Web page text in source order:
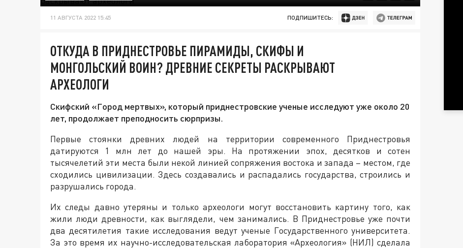
11 АВГУСТА 2022 15:45 ПОДПИШИТЕСЬ:
ОТКУДА В ПРИДНЕСТРОВЬЕ ПИРАМИДЫ, СКИФЫ И
МОНГОЛЬСКИЙ ВОИН? ДРЕВНИЕ СЕКРЕТЫ РАСКРЫВАЮТ
АРХЕОЛОГИ
Скифский «Город мертвых», который приднестровские ученые исследуют уже около 20
лет, продолжает преподносить сюрпризы.
Первые стоянки древних людей на территории современного Приднестровья
датируются 1 млн лет до нашей эры. На протяжении эпох, десятков и сотен
тысячелетий эти места были некой линией сопряжения востока и запада – местом, где
сходились цивилизации. Здесь создавались и распадались государства, строились и
разрушались города.
Их следы давно утеряны и только археологи могут восстановить картину того, как
жили люди древности, как выглядели, чем занимались. В Приднестровье уже почти
два десятилетия такие исследования ведут ученые Государственного университета.
За это время их научно-исследовательская лаборатория «Археология» (НИЛ) сделала